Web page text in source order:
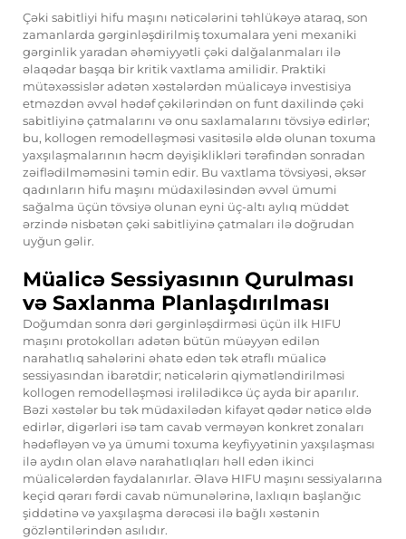
Çəki sabitliyi hifu maşını nəticələrini təhlükəyə ataraq, son
zamanlarda gərginləşdirilmiş toxumalara yeni mexaniki
gərginlik yaradan əhəmiyyətli çəki dalğalanmaları ilə
əlaqədar başqa bir kritik vaxtlama amilidir. Praktiki
mütəxəssislər adətən xəstələrdən müalicəyə investisiya
etməzdən əvvəl hədəf çəkilərindən on funt daxilində çəki
sabitliyinə çatmalarını və onu saxlamalarını tövsiyə edirlər;
bu, kollogen remodelləşməsi vasitəsilə əldə olunan toxuma
yaxşılaşmalarının həcm dəyişiklikləri tərəfindən sonradan
zəiflədilməməsini təmin edir. Bu vaxtlama tövsiyəsi, əksər
qadınların hifu maşını müdaxiləsindən əvvəl ümumi
sağalma üçün tövsiyə olunan eyni üç-altı aylıq müddət
ərzində nisbətən çəki sabitliyinə çatmaları ilə doğrudan
uyğun gəlir.
Müalicə Sessiyasının Qurulması
və Saxlanma Planlaşdırılması
Doğumdan sonra dəri gərginləşdirməsi üçün ilk HIFU
maşını protokolları adətən bütün müəyyən edilən
narahatlıq sahələrini əhatə edən tək ətraflı müalicə
sessiyasından ibarətdir; nəticələrin qiymətləndirilməsi
kollogen remodelləşməsi irəlilədikcə üç ayda bir aparılır.
Bəzi xəstələr bu tək müdaxilədən kifayət qədər nəticə əldə
edirlər, digərləri isə tam cavab verməyən konkret zonaları
hədəfləyən və ya ümumi toxuma keyfiyyətinin yaxşılaşması
ilə aydın olan əlavə narahatlıqları həll edən ikinci
müalicələrdən faydalanırlar. Əlavə HIFU maşını sessiyalarına
keçid qərarı fərdi cavab nümunələrinə, laxlıqın başlanğıc
şiddətinə və yaxşılaşma dərəcəsi ilə bağlı xəstənin
gözləntilərindən asılıdır.